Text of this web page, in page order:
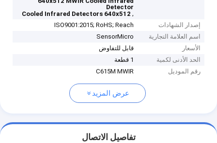
Detector
,
Cooled Infrared Detectors 640x512
إصدار الشهادات
ISO9001:2015; RoHS; Reach
اسم العلامة التجارية
SensorMicro
الأسعار
قابل للتفاوض
الحد الأدنى لكمية
1 قطعة
رقم الموديل
C615M MWIR
عرض المزيد
تفاصيل الاتصال